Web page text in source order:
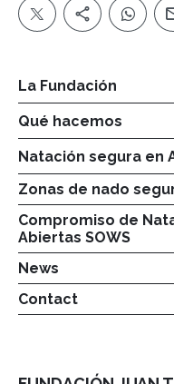
La Fundación
Qué hacemos
Natación segura en
Zonas de nado
Compromiso de
Abiertas SOWS
News
Contact